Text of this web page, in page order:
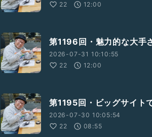
22
12:00
第1196回・魅力的な大手
2026-07-31 10:10:55
22
12:00
第1195回・ビッグサイト
2026-07-30 10:05:54
22
08:55